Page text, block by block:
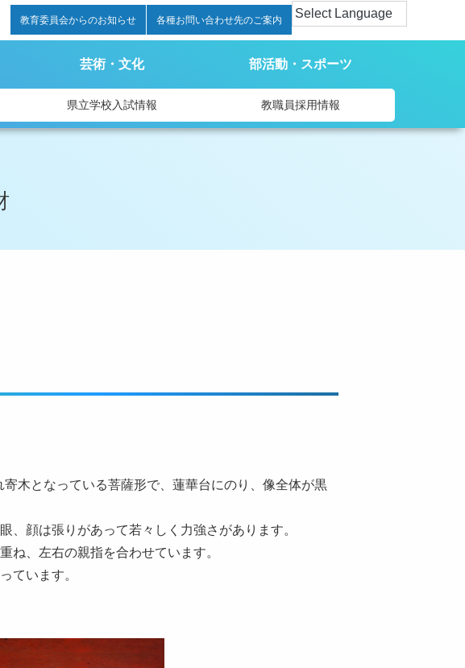
教育委員会からのお知らせ 各種お問い合わせ先のご案内
芸術・文化 部活動・スポーツ
県立学校入試情報 教職員採用情報
木となっている菩薩形で、蓮華台にのり、像全体が黒
、顔は張りがあって若々しく力強さがあります。
ね、左右の親指を合わせています。
ています。